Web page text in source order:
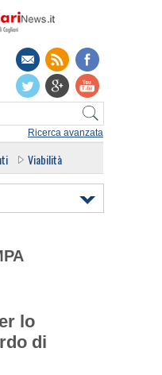
Ricerca avanzata
Viabilità
lo
di